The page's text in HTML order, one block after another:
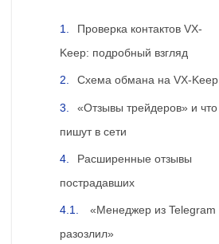
Проверка контактов VX-
Keep: подробный взгляд
Схема обмана на VX-Keep
«Отзывы трейдеров» и что
пишут в сети
Расширенные отзывы
пострадавших
«Менеджер из Telegram
разозлил»